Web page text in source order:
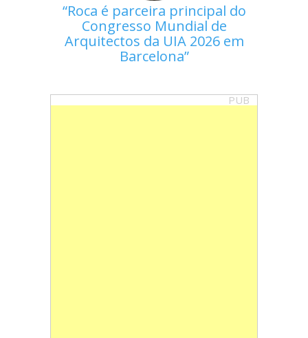
Roca é parceira principal do
Congresso Mundial de
Arquitectos da UIA 2026 em
Barcelona
PUB